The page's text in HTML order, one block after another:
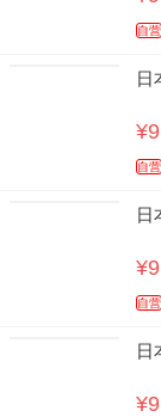
自营
日
自营
日
自营
日